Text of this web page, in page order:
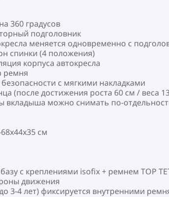
360 градусов
подголовник
меняется одновременно с
спинки (4 положения)
корпуса автокресла
ремня
с мягкими накладками
(после достижения роста 60 см / веса
вкладыша можно снимать по-
см
с креплениями isofix + ремнем TOP
движения
3-4 лет) фиксируется внутренними